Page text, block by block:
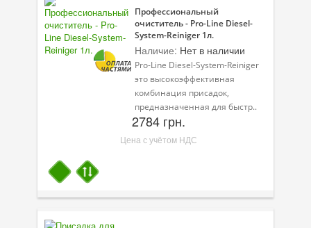
Присадки в топливо
Автокосметика
Трансмиссионные масла
Сервисные продукты
Клеи и герметики
Профи-серия
Профессиональный
очиститель - Pro-Line Diesel-
System-Reiniger 1л.
Наличие: Нет в наличии
Pro-Line Diesel-System-Reiniger
это высокоэффективная
комбинация присадок,
предназначенная для быстр..
2784 грн.
Цена с учётом НДС